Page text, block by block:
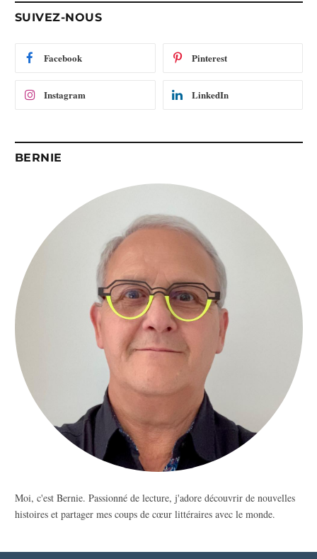
-
m
SUIVEZ-NOUS
Facebook Pinterest
Instagram LinkedIn
BERNIE
Moi, c'est Bernie. Passionné de lecture, j'adore découvrir de nouvelles
histoires et partager mes coups de cœur littéraires avec le monde.